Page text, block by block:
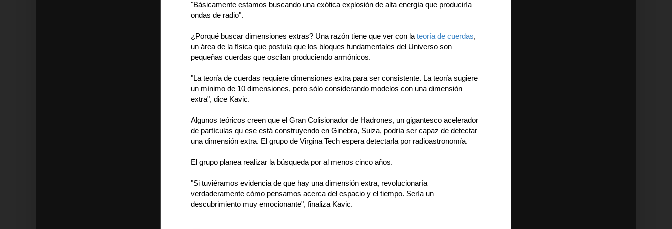
"Básicamente estamos buscando una exótica explosión de alta energía que produciría
ondas de radio".
¿Porqué buscar dimensiones extras? Una razón tiene que ver con la teoría de cuerdas,
un área de la física que postula que los bloques fundamentales del Universo son
pequeñas cuerdas que oscilan produciendo armónicos.
"La teoría de cuerdas requiere dimensiones extra para ser consistente. La teoría sugiere
un mínimo de 10 dimensiones, pero sólo considerando modelos con una dimensión
extra", dice Kavic.
Algunos teóricos creen que el Gran Colisionador de Hadrones, un gigantesco acelerador
de partículas qu ese está construyendo en Ginebra, Suiza, podría ser capaz de detectar
una dimensión extra. El grupo de Virgina Tech espera detectarla por radioastronomía.
El grupo planea realizar la búsqueda por al menos cinco años.
"Si tuviéramos evidencia de que hay una dimensión extra, revolucionaría
verdaderamente cómo pensamos acerca del espacio y el tiempo. Sería un
descubrimiento muy emocionante", finaliza Kavic.